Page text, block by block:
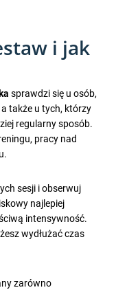
i jak
sprawdzi się u osób,
także u tych, którzy
regularny sposób.
pracy nad
sesji i obserwuj
najlepiej
intensywność.
wydłużać czas
zarówno